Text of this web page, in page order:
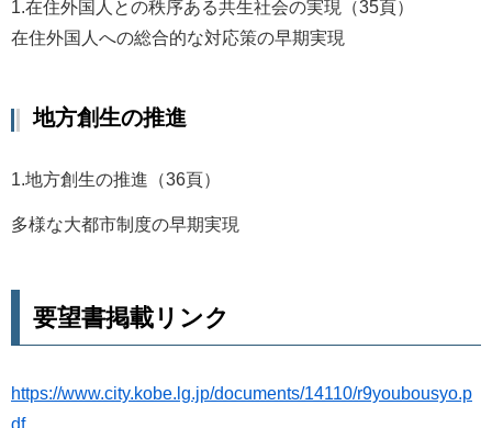
1.在住外国人との秩序ある共生社会の実現（35頁）
在住外国人への総合的な対応策の早期実現
地方創生の推進
1.地方創生の推進（36頁）
多様な大都市制度の早期実現
要望書掲載リンク
https://www.city.kobe.lg.jp/documents/14110/r9youbousyo.p
df